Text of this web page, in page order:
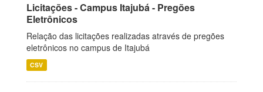
Licitações - Campus Itajubá - Pregões
Eletrônicos
Relação das licitações realizadas através de pregões
eletrônicos no campus de Itajubá
CSV